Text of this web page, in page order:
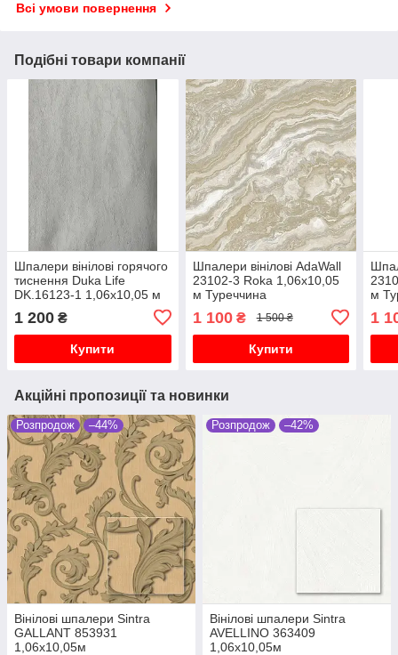
Всі умови повернення
Подібні товари компанії
Шпалери вінілові горячого
тиснення Duka Life
DK.16123-1 1,06х10,05 м
1 200 ₴
Купити
Шпалери вінілові AdaWall
23102-3 Roka 1,06х10,05
м Туреччина
1 100₴ 1 500 ₴
Купити
м
1
Акційні пропозиції та новинки
Розпродож –44%
Вінілові шпалери Sintra
GALLANT 853931
1,06х10,05м
Розпродож –42%
Вінілові шпалери Sintra
AVELLINO 363409
1,06х10,05м